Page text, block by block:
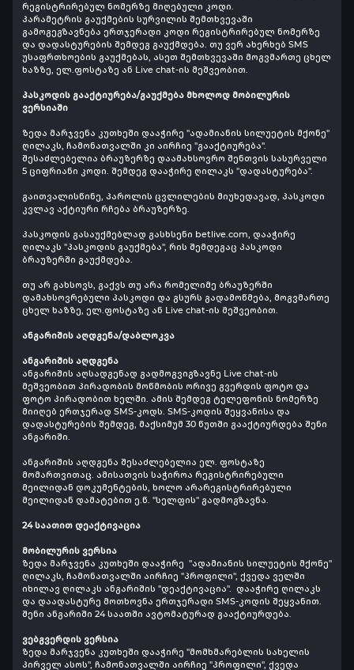
რეგისტრირებულ ნომერზე მიღებული კოდი.
პარამეტრის გაუქმების სურვილის შემთხვევაში
გამოგეგზავნება ერთჯერადი კოდი რეგისტრირებულ ნომერზე
და დადასტურების შემდეგ გაუქმდება. თუ ვერ ახერხებ SMS
უსაფრთხოების გაუქმებას, ასეთ შემთხვევაში მოგვმართე ცხელ
ხაზზე, ელ.ფოსტაზე ან Live chat-ის მეშვეობით.
პასკოდის გააქტიურება/გაუქმება მხოლოდ მობილურის
ვერსიაში
ზედა მარჯვენა კუთხეში დააჭირე "ადამიანის სილუეტის მქონე"
ღილაკს, ჩამონათვალში კი აირჩიე "გააქტიურება".
შესაძლებელია ბრაუზერზე დაამახსოვრო შენთვის სასურველი
5 ციფრიანი კოდი. შემდეგ დააჭირე ღილაკს "დადასტურება".
გაითვალისწინე, პაროლის ცვლილების მიუხედავად, პასკოდი
კვლავ აქტიური რჩება ბრაუზერზე.
პასკოდის გასაუქმებლად გასხსენი betlive.com, დააჭირე
ღილაკს "პასკოდის გაუქმება", რის შემდეგაც პასკოდი
ბრაუზერში გაუქმდება.
თუ არ გახსოვს, გაქვს თუ არა რომელიმე ბრაუზერში
დამახსოვრებული პასკოდი და გსურს გადამოწმება, მოგვმართე
ცხელ ხაზზე, ელ.ფოსტაზე ან Live chat-ის მეშვეობით.
ანგარიშის აღდგენა/დაბლოკვა
ანგარიშის აღდგენა
ანგარიშის აღსადგენად გადმოგვიგზავნე Live chat-ის
მეშვეობით პირადობის მოწმობის ორივე გვერდის ფოტო და
ფოტო პირადობით ხელში. ამის შემდეგ ტელეფონის ნომერზე
მიიღებ ერთჯერად SMS-კოდს. SMS-კოდის შეყვანისა და
დადასტურების შემდეგ, მაქსიმუმ 30 წუთში გააქტიურდება შენი
ანგარიში.
ანგარიშის აღდგენა შესაძლებელია ელ. ფოსტაზე
მომართვითაც. ამისათვის საჭიროა რეგისტრირებული
მეილიდან დოკუმენტების, ხოლო არარეგისტრირებული
მეილიდან დამატებით ე.წ. "სელფის" გადმოგზავნა.
24 საათით დეაქტივაცია
მობილურის ვერსია
ზედა მარჯვენა კუთხეში დააჭირე "ადამიანის სილუეტის მქონე"
ღილაკს, ჩამონათვალში აირჩიე "პროფილი", ქვედა ველში
იხილავ ღილაკს ანგარიშის "დეაქტივაცია". დააჭირე ღილაკს
და დაადასტურე მოთხოვნა ერთჯერადი SMS-კოდის შეყვანით.
შენი ანგარიში 24 საათში ავტომატურად გააქტიურდება.
ვებგვერდის ვერსია
ზედა მარჯვენა კუთხეში დააჭირე "მომხმარებლის სახელის
პირველ ასოს", ჩამონათვალში აირჩიე "პროფილი", ქვედა